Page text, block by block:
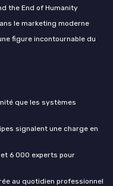
the End of Humanity
le marketing moderne
figure incontournable du
que les systèmes
signalent une charge en
6 000 experts pour
au quotidien professionnel